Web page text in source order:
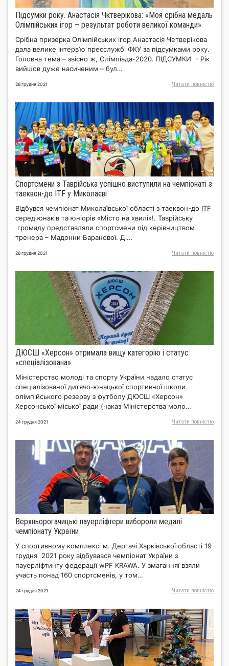
Підсумки року. Анастасія Чктверікова: «Моя срібна медаль
Олімпійських ігор – результат роботи великої команди»
Срібна призерка Олімпійських ігор Анастасія Четверікова
дала велике інтерв’ю пресслужбі ФКУ за підсумками року.
Головна тема – звісно ж, Олімпіада-2020. ПІДСУМКИ - Рік
вийшов дуже насиченим – бул…
28 грудня 2021 Читати повнiстю
Спортсмени з Таврійська успішно виступили на чемпіонаті з
таеквон-до ITF у Миколаєві
Відбувся чемпіонат Миколаївської області з таеквон-до ITF
серед юнаків та юніорів «Місто на хвилі»!. Таврійську
громаду представляли спортсмени під керівництвом
тренера – Мадонни Баранової. Ді…
28 грудня 2021 Читати повнiстю
ДЮСШ «Херсон» отримала вищу категорію і статус
«спеціалізована»
Міністерство молоді та спорту України надало статус
спеціалізованої дитячо-юнацької спортивної школи
олімпійського резерву з футболу ДЮСШ «Херсон»
Херсонської міської ради (наказ Міністерства моло…
24 грудня 2021 Читати повнiстю
Верхньорогачицькі пауерліфтери вибороли медалі
чемпіонату України
У спортивному комплексі м. Дергачі Харківської області 19
грудня 2021 року відбувався чемпіонат України з
пауерліфтингу федерації wPF KRAWA. У змаганняї взяли
участь понад 160 спортсменів, у том…
24 грудня 2021 Читати повнiстю